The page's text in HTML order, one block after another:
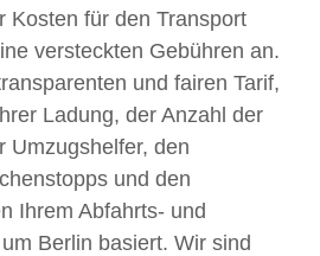
Kosten für den Transport
versteckten Gebühren an.
und fairen Tarif,
Ladung, der Anzahl der
Umzugshelfer, den
und den
Ihrem Abfahrts- und
Berlin basiert. Wir sind